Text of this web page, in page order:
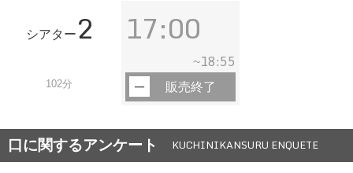
シアター 2
102分
17:00
~18:55
販売終了
口に関するアンケート KUCHINIKANSURU ENQUETE